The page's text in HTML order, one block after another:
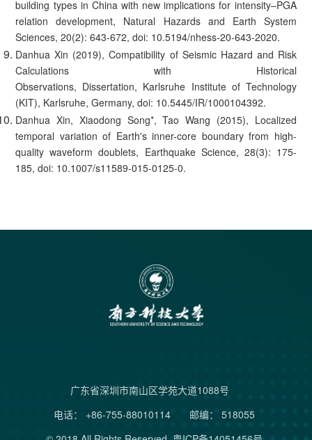
building types in China with new implications for intensity–PGA
relation development, Natural Hazards and Earth System
Sciences, 20(2): 643-672, doi: 10.5194/nhess-20-643-2020.
Danhua Xin (2019), Compatibility of Seismic Hazard and Risk
Calculations with Historical
Observations, Dissertation, Karlsruhe Institute of Technology
(KIT), Karlsruhe, Germany, doi: 10.5445/IR/1000104392.
Danhua Xin, Xiaodong Song*, Tao Wang (2015), Localized
temporal variation of Earth's inner-core boundary from high-
quality waveform doublets, Earthquake Science, 28(3): 175-
185, doi: 10.1007/s11589-015-0125-0.
广东省深圳市南山区学苑大道1088号
电话： +86-755-88010114
邮编： 518055